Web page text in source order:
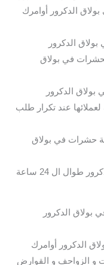
الدكرور أوامرك
الدكرور
في بولاق
الدكرور
عند تكرار طلب
حشرات في بولاق
تعمل شركة مكافحة حشرات في بولاق الدكرور طوال ال 24 ساعة
بولاق الدكرور
الدكرور أوامرك
و الزواحف و القوارض